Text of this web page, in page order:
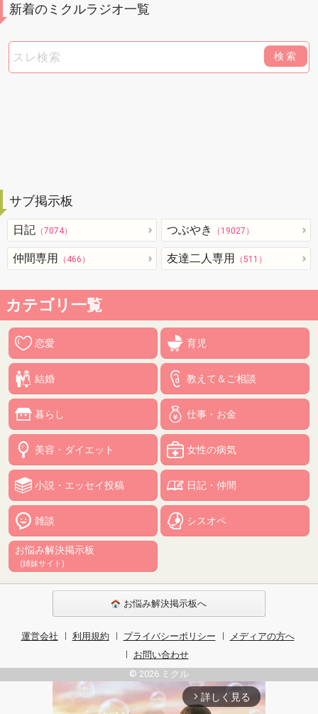
新着のミクルラジオ一覧
検索
サブ掲示板
日記 （7074） つぶやき （19027）
仲間専用 （466） 友達二人専用 （511）
カテゴリ一覧
恋愛 育児
結婚 教えて＆ご相談
暮らし 仕事・お金
美容・ダイエット 女性の病気
小説・エッセイ投稿 日記・仲間
雑談 シスオペ
お悩み解決掲示板
(姉妹サイト)
お悩み解決掲示板へ
運営会社 利用規約 プライバシーポリシー
メディアの方へ
お問い合わせ
© 2026 ミクル
arrow_forward_ios 詳しく見る